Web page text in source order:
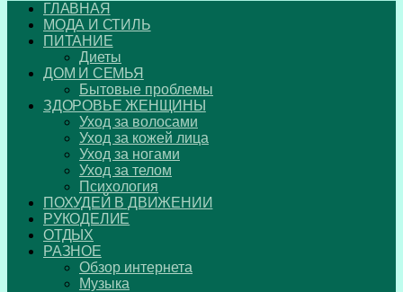
ГЛАВНАЯ
МОДА И СТИЛЬ
ПИТАНИЕ
Диеты
ДОМ И СЕМЬЯ
Бытовые проблемы
ЗДОРОВЬЕ ЖЕНЩИНЫ
Уход за волосами
Уход за кожей лица
Уход за ногами
Уход за телом
Психология
ПОХУДЕЙ В ДВИЖЕНИИ
РУКОДЕЛИЕ
ОТДЫХ
РАЗНОЕ
Обзор интернета
Музыка